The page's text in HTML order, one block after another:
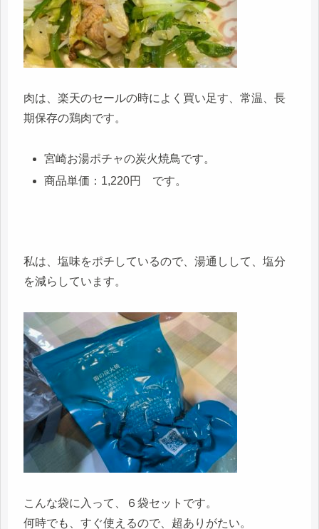
肉は、楽天のセールの時によく買い足す、常温、長
期保存の鶏肉です。
宮崎お湯ポチャの炭火焼鳥です。
商品単価： 1,220円 です。
私は、塩味をポチしているので、湯通しして、塩分
を減らしています。
こんな袋に入って、６袋セットです。
何時でも、すぐ使えるので、超ありがたい。